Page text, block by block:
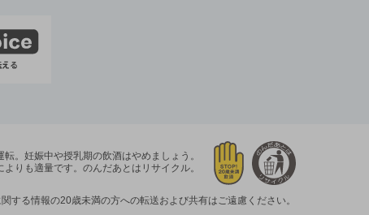
。 妊娠中や授乳期の飲酒はやめましょう。
よりも適量です。 のんだあとはリサイクル。
する情報の20歳未満の方への転送および共有はご遠慮ください。